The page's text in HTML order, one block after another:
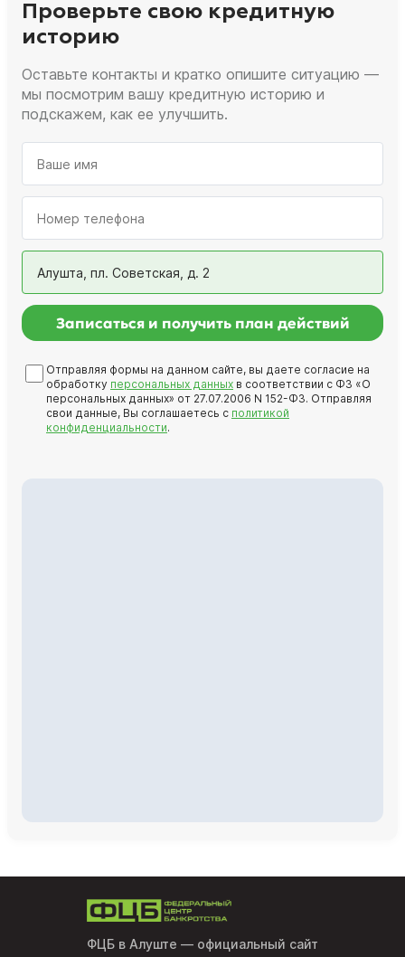
Проверьте свою кредитную
историю
Оставьте контакты и кратко опишите ситуацию —
мы посмотрим вашу кредитную историю и
подскажем, как ее улучшить.
Алушта, пл. Советская, д. 2
Записаться и получить план действий
Отправляя формы на данном сайте, вы даете согласие на
обработку персональных данных в соответствии с ФЗ «О
персональных данных» от 27.07.2006 N 152-ФЗ. Отправляя
свои данные, Вы соглашаетесь с политикой
конфиденциальности.
ФЦБ в Алуште — официальный сайт